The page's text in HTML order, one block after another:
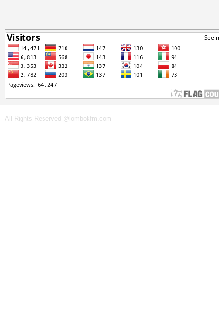
All Rights Reserved @lombokfm.com